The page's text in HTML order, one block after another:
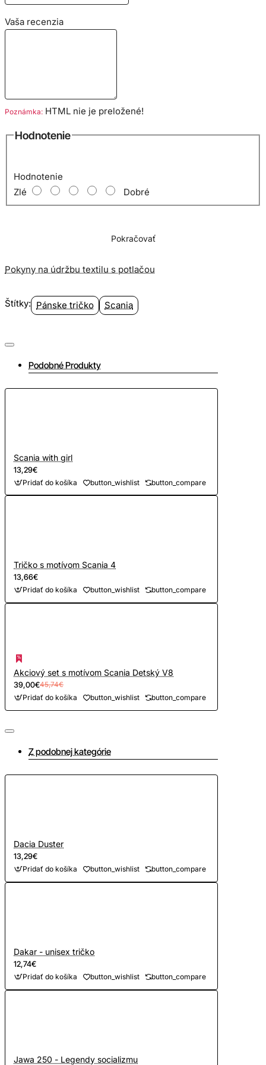
Vaša recenzia
Poznámka: HTML nie je preložené!
Hodnotenie
Hodnotenie
Zlé
Dobré
Pokračovať
Pokyny na údržbu textilu s potlačou
Štítky: Pánske tričko Scania
Podobné Produkty
Scania with girl
13,29€
Pridať do košíka button_wishlist button_compare
Tričko s motívom Scania 4
13,66€
Pridať do košíka button_wishlist button_compare
Akciový set s motívom Scania Detský V8
39,00€45,74€
Pridať do košíka button_wishlist button_compare
Z podobnej kategórie
Dacia Duster
13,29€
Pridať do košíka button_wishlist button_compare
Dakar - unisex tričko
12,74€
Pridať do košíka button_wishlist button_compare
Jawa 250 - Legendy socializmu